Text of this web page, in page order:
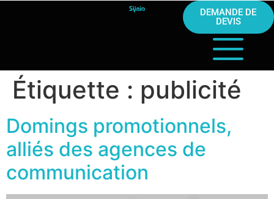
DEMANDE DE
DEVIS
Étiquette : publicité
Domings promotionnels,
alliés des agences de
communication